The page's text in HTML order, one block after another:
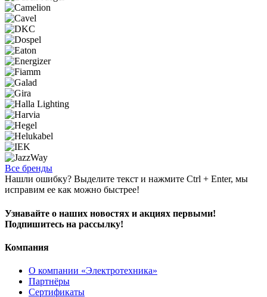
Все бренды
Нашли ошибку? Выделите текст и нажмите Ctrl + Enter, мы
исправим ее как можно быстрее!
Узнавайте о наших новостях и акциях первыми!
Подпишитесь на рассылку!
Компания
О компании «Электротехника»
Партнёры
Сертификаты